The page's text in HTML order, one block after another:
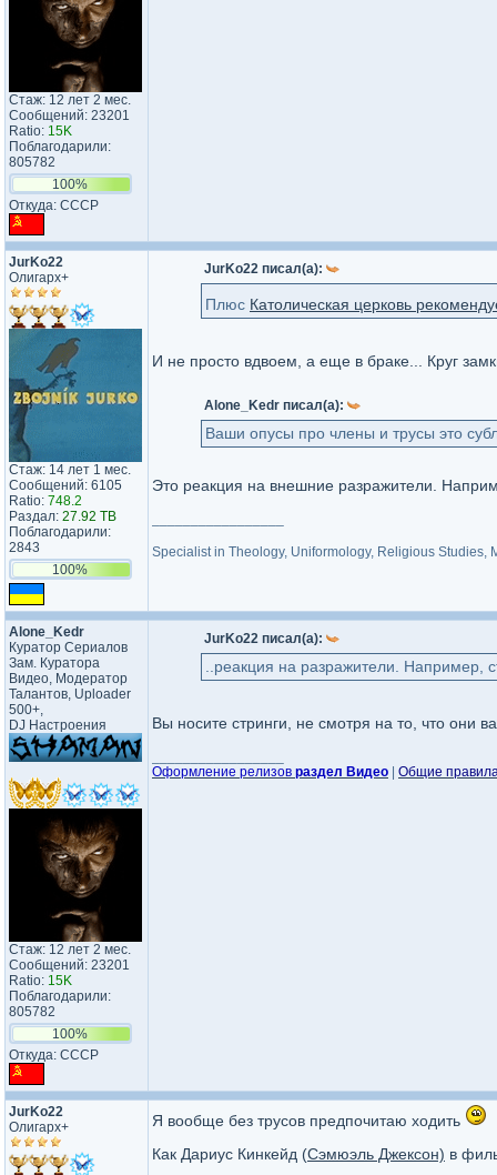
Стаж: 12 лет 2 мес.
Сообщений: 23201
Ratio: 15K
Поблагодарили:
805782
100%
Откуда: CCCP
JurKo22
Олигарх+
Стаж: 14 лет 1 мес.
Сообщений: 6105
Ratio: 748.2
Раздал: 27.92 TB
Поблагодарили:
2843
100%
JurKo22 писал(а):
Плюс Католическая церковь
И не просто вдвоем, а еще в браке... Круг
Alone_Kedr писал(а):
Ваши опусы про члены и трусы это
Это реакция на внешние разражители.
Specialist in Theology, Uniformology, Religious
Alone_Kedr
Куратор Сериалов
Зам. Куратора
Видео, Модератор
Талантов, Uploader
500+,
DJ Настроения
Стаж: 12 лет 2 мес.
Сообщений: 23201
Ratio: 15K
Поблагодарили:
805782
100%
Откуда: CCCP
JurKo22 писал(а):
..реакция на разражители. Например,
Вы носите стринги, не смотря на то, что они
Оформление релизов раздел Видео Общие
JurKo22
Олигарх+
Я вообще без трусов предпочитаю ходить
Как Дариус Кинкейд (Сэмюэль Джексон) в